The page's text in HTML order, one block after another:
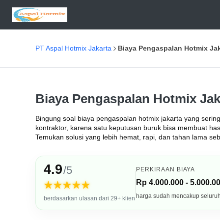
PT Aspal Hotmix Jakarta Biaya Pengaspalan Hotmix
Biaya Pengaspalan Hotmix
Bingung soal biaya pengaspalan hotmix jakarta yang
kontraktor, karena satu keputusan buruk bisa membuat
Temukan solusi yang lebih hemat, rapi, dan tahan lama
4.9/5
★★★★★
berdasarkan ulasan dari 29+ klien
PERKIRAAN BIAYA
Rp 4.000.000 -
harga sudah mencakup